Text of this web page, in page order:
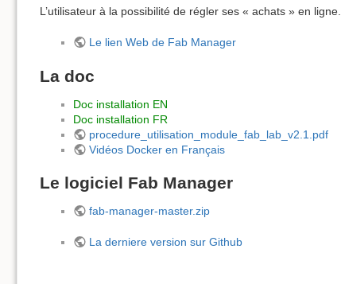
L’utilisateur à la possibilité de régler ses « achats » en ligne.
Le lien Web de Fab Manager
La doc
Doc installation EN
Doc installation FR
procedure_utilisation_module_fab_lab_v2.1.pdf
Vidéos Docker en Français
Le logiciel Fab Manager
fab-manager-master.zip
La derniere version sur Github